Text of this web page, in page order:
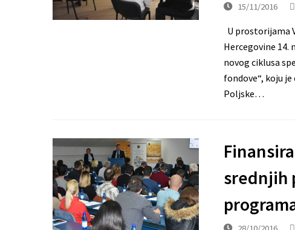
15/11/2016
U prostorijama
Hercegovine 14.
novog ciklusa
fondove“, koju
Poljske…
srednjih